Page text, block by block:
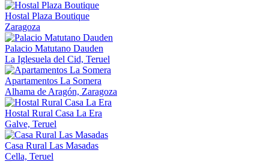
Hostal Plaza Boutique
Zaragoza
Palacio Matutano Dauden
La Iglesuela del Cid, Teruel
Apartamentos La Somera
Alhama de Aragón, Zaragoza
Hostal Rural Casa La Era
Galve, Teruel
Casa Rural Las Masadas
Cella, Teruel